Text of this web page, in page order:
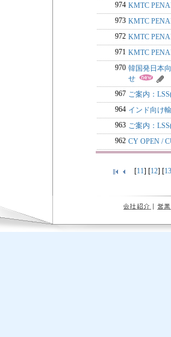
974 KMTC
973 KMTC
972 KMTC
971 KMTC
970 韓国発日本
せ
967 ご案内：
964 インド向け
963 ご案内：
962 CY OPEN /
[11] [12] [13